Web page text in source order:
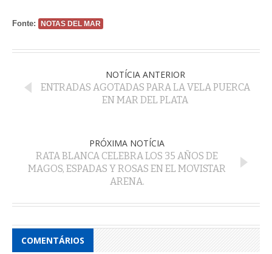
Fonte: NOTAS DEL MAR
NOTÍCIA ANTERIOR
ENTRADAS AGOTADAS PARA LA VELA PUERCA
EN MAR DEL PLATA
PRÓXIMA NOTÍCIA
RATA BLANCA CELEBRA LOS 35 AÑOS DE
MAGOS, ESPADAS Y ROSAS EN EL MOVISTAR
ARENA.
COMENTÁRIOS